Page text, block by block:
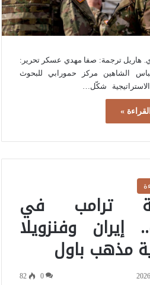
هاريل ترجمة: صفا مهدي عسكر تحرير:
الشاهين مركز حمورابي للبحوث
شكّل…
»
ترامب في
إيران وفنزويلا
مذهب باول
0
82